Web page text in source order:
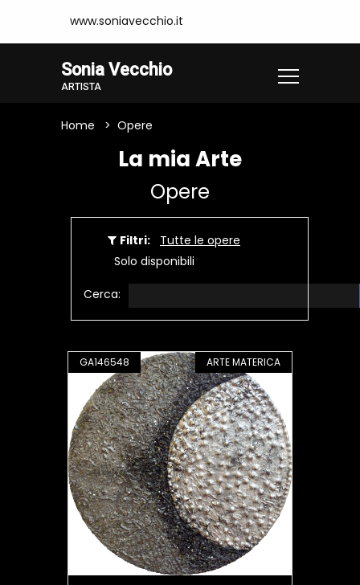
www.soniavecchio.it
Sonia Vecchio
ARTISTA
Home Opere
La mia Arte
Opere
Filtri:
Tutte le opere
Solo disponibili
Cerca:
GA146548 ARTE MATERICA